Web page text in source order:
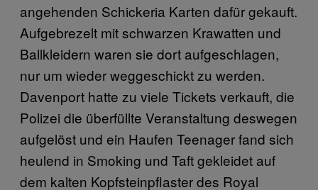
angehenden Schickeria Karten dafür gekauft.
Aufgebrezelt mit schwarzen Krawatten und
Ballkleidern waren sie dort aufgeschlagen,
nur um wieder weggeschickt zu werden.
Davenport hatte zu viele Tickets verkauft, die
Polizei die überfüllte Veranstaltung deswegen
aufgelöst und ein Haufen Teenager fand sich
heulend in Smoking und Taft gekleidet auf
dem kalten Kopfsteinpflaster des Royal